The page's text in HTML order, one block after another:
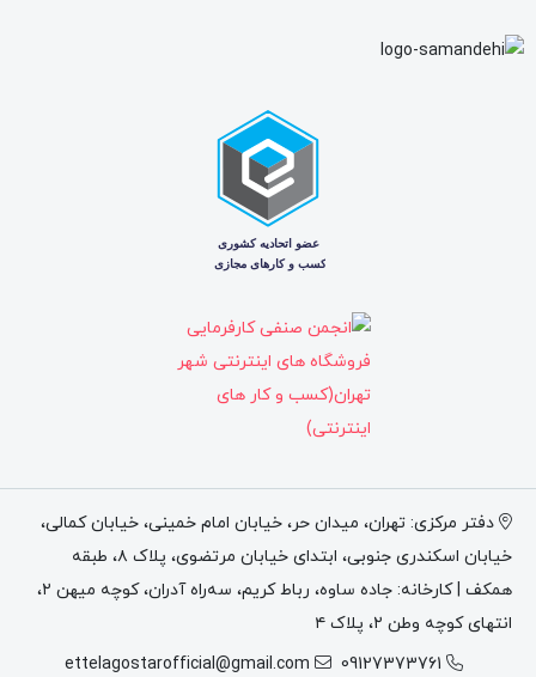
به‌موقع فیلتر نشوند، می‌توانند باعث سایش یاتاقان‌ها، آسیب به
در سرویس‌های دوره‌ای بابکت S86، تعویض فیلتر روغن موتور
همراه با تعویض روغن موتور توصیه می‌شود. استفاده از فیلتر
مناسب باعث می‌شود روغن موتور با فشار و جریان استاندارد در
مسیر روانکاری حرکت کند و قطعات داخلی موتور در شرایط کاری
ایمن‌تری فعالیت داشته باشند.
مشخصات محصول
نام قطعه
فیلتر روغن موتور
نام لاتین
Engine Oil Filter
مناسب برای
مینی لودر بابکت S86 / Bobcat S86
نوع قطعه
قطعه مصرفی سرویس دوره‌ای
دفتر مرکزی: تهران، میدان حر، خیابان امام خمینی، خیابان کمالی،
خیابان اسکندری جنوبی، ابتدای خیابان مرتضوی، پلاک ۸، طبقه
همکف | کارخانه: جاده ساوه، رباط کریم، سه‌راه آدران، کوچه میهن ۲،
انتهای کوچه وطن ۲، پلاک ۴
09127373761
ettelagostarofficial@gmail.com